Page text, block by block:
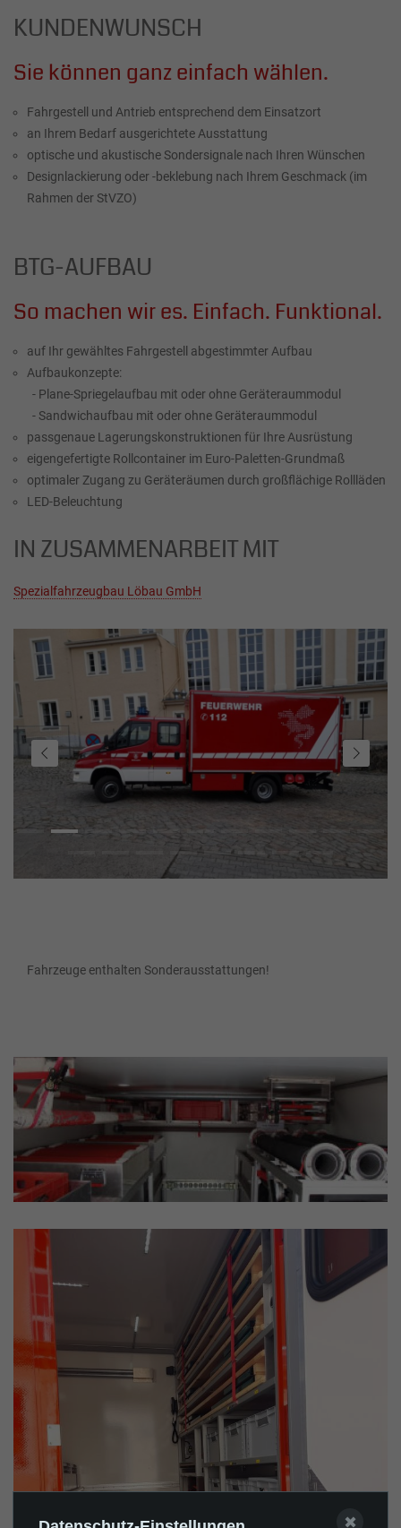
KUNDENWUNSCH
Sie können ganz einfach wählen.
Fahrgestell und Antrieb entsprechend dem Einsatzort
an Ihrem Bedarf ausgerichtete Ausstattung
optische und akustische Sondersignale nach Ihren Wünschen
Designlackierung oder -beklebung nach Ihrem Geschmack (im
Rahmen der StVZO)
BTG-AUFBAU
So machen wir es. Einfach. Funktional.
auf Ihr gewähltes Fahrgestell abgestimmter Aufbau
Aufbaukonzepte:
- Plane-Spriegelaufbau mit oder ohne Geräteraummodul
- Sandwichaufbau mit oder ohne Geräteraummodul
passgenaue Lagerungskonstruktionen für Ihre Ausrüstung
eigengefertigte Rollcontainer im Euro-Paletten-Grundmaß
optimaler Zugang zu Geräteräumen durch großflächige Rollläden
LED-Beleuchtung
IN ZUSAMMENARBEIT MIT
Spezialfahrzeugbau Löbau GmbH
Fahrzeuge enthalten Sonderausstattungen!
✖